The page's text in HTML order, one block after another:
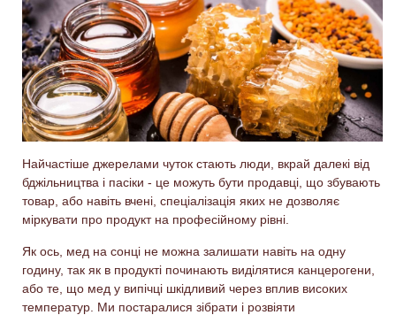
Найчастіше джерелами чуток стають люди, вкрай далекі від
бджільництва і пасіки - це можуть бути продавці, що збувають
товар, або навіть вчені, спеціалізація яких не дозволяє
міркувати про продукт на професійному рівні.
Як ось, мед на сонці не можна залишати навіть на одну
годину, так як в продукті починають виділятися канцерогени,
або те, що мед у випічці шкідливий через вплив високих
температур. Ми постаралися зібрати і розвіяти